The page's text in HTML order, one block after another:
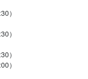
）
）
）
）
。
境を整備し、
大切にし、
う強みを最大限活か
。
う強みを最大限活か
。
ムを構築し、
。
大切にし、
る関係を築く。